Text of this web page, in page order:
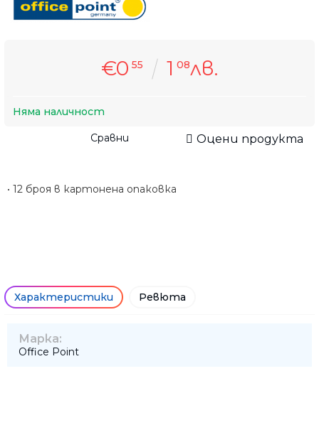
€0 55 1 08лв.
Няма наличност
Сравни Оцени продукта
• 12 броя в картонена опаковка
Характеристики Ревюта
Марка:
Office Point